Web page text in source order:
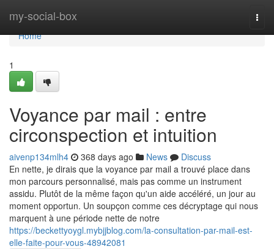
my-social-box
Home
Home
1
Voyance par mail : entre
circonspection et intuition
aivenp134mlh4 368 days ago News
Discuss
En nette, je dirais que la voyance par mail a trouvé place dans
mon parcours personnalisé, mais pas comme un instrument
assidu. Plutôt de la même façon qu'un aide accéléré, un jour au
moment opportun. Un soupçon comme ces décryptage qui nous
marquent à une période nette de notre
https://beckettyoygl.mybjjblog.com/la-consultation-par-mail-est-
elle-faite-pour-vous-48942081